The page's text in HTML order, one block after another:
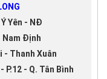
Yên - NĐ
Nam Định
- Thanh Xuân
P.12 - Q. Tân Bình